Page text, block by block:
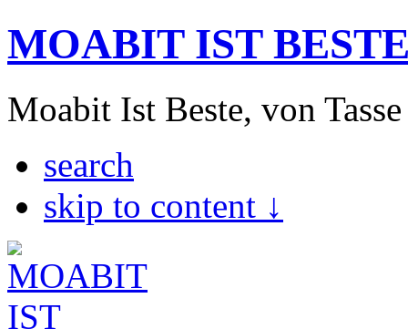
MOABIT IST
Moabit Ist Beste, von
search
skip to content ↓